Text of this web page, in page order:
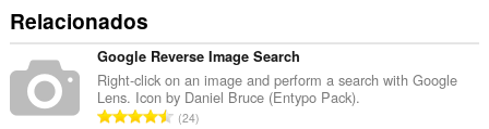
Relacionados
Google Reverse Image Search
Right-click on an image and perform a search with Google
Lens. Icon by Daniel Bruce (Entypo Pack).
N24